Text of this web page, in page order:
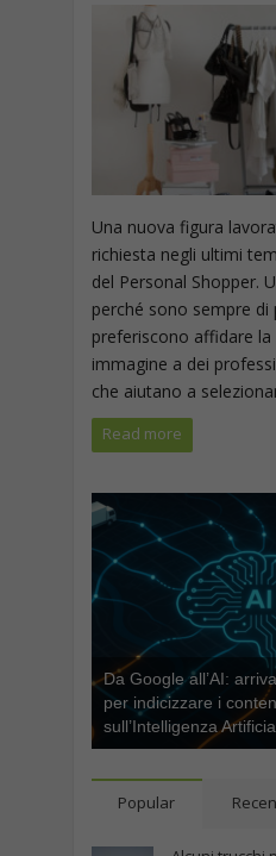
Una nuova figura
richiesta negli ultimi
del Personal Shopper.
perché sono sempre di
preferiscono affidare
immagine a dei
che aiutano a
Read more
Da Google all’AI:
per indicizzare i
sull’Intelligenza
Popular